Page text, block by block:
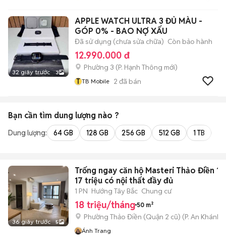
32 giây trước 3
APPLE WATCH ULTRA 3 ĐỦ MÀU -
GÓP 0% - BAO NỢ XẤU
Đã sử dụng (chưa sửa chữa) Còn bảo hành
12.990.000 đ
Phường 3 (P. Hạnh Thông mới)
T TB Mobile 2 đã bán
Bạn cần tìm dung lượng nào ?
Dung lượng: 64 GB 128 GB 256 GB 512 GB 1 TB
36 giây trước 5
Trống ngay căn hộ Masteri Thảo Điền
17 triệu có nội thất đầy đủ
1 PN Hướng Tây Bắc Chung cư
18 triệu/tháng 50 m²
Phường Thảo Điền (Quận 2 cũ) (P. An Khánh
Ánh Trang